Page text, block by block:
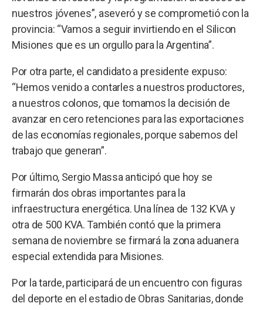
nuestros jóvenes”, aseveró y se comprometió con la
provincia: “Vamos a seguir invirtiendo en el Silicon
Misiones que es un orgullo para la Argentina”.
Por otra parte, el candidato a presidente expuso:
“Hemos venido a contarles a nuestros productores,
a nuestros colonos, que tomamos la decisión de
avanzar en cero retenciones para las exportaciones
de las economías regionales, porque sabemos del
trabajo que generan”.
Por último, Sergio Massa anticipó que hoy se
firmarán dos obras importantes para la
infraestructura energética. Una línea de 132 KVA y
otra de 500 KVA. También contó que la primera
semana de noviembre se firmará la zona aduanera
especial extendida para Misiones.
Por la tarde, participará de un encuentro con figuras
del deporte en el estadio de Obras Sanitarias, donde